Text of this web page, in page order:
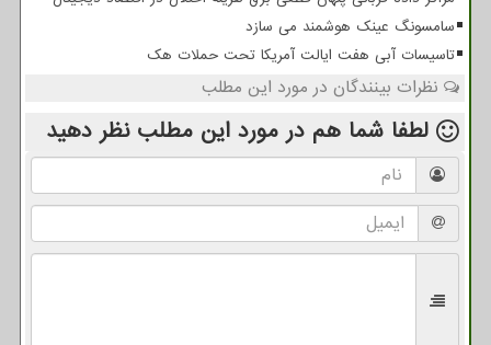
سامسونگ عینک هوشمند می سازد
تاسیسات آبی هفت ایالت آمریکا تحت حملات هک
نظرات بینندگان در مورد این مطلب
لطفا شما هم در مورد این مطلب نظر دهید